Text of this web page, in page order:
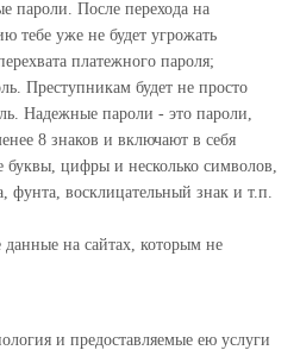
пароли. После перехода на
тебе уже не будет угрожать
платежного пароля;
Преступникам будет не просто
Надежные пароли - это пароли,
8 знаков и включают в себя
буквы, цифры и несколько символов,
фунта, восклицательный знак и т.п.
на сайтах, которым не
и предоставляемые ею услуги